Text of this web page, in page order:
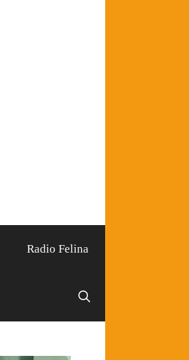
Radio Felina